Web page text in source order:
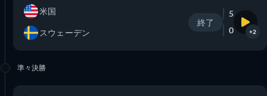
米国
スウェーデン
終了
5
0
+2
準々決勝